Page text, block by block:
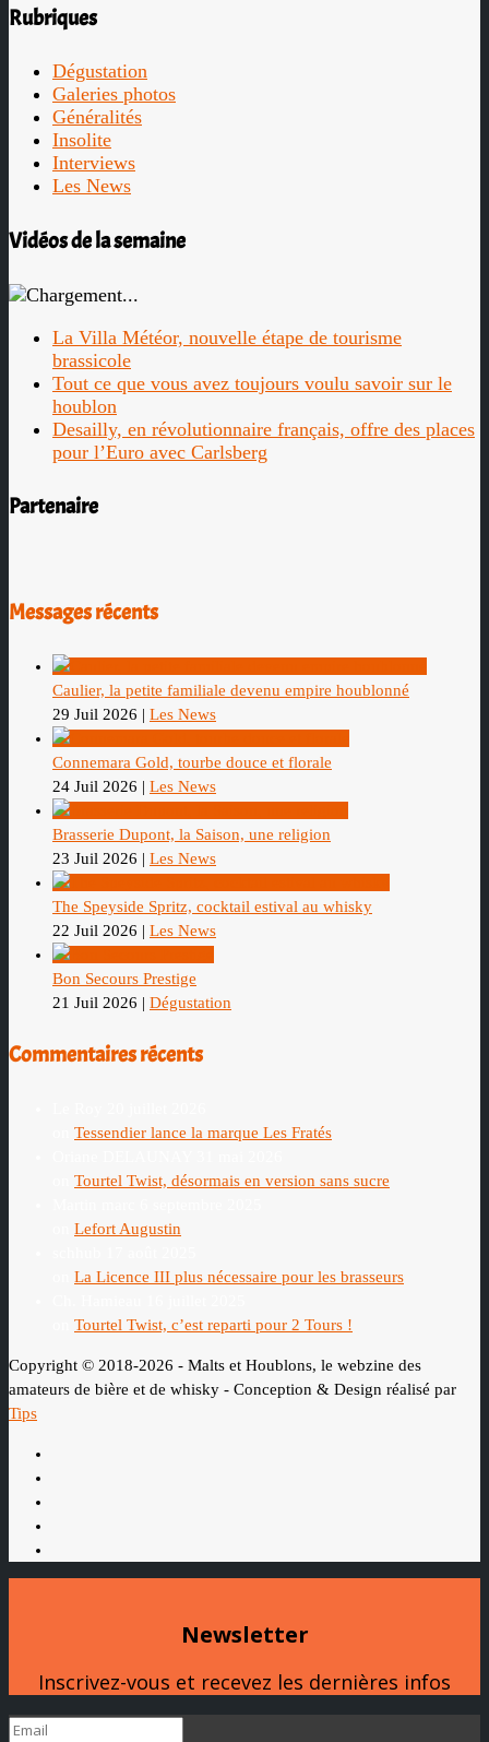
Rubriques
Dégustation
Galeries photos
Généralités
Insolite
Interviews
Les News
Vidéos de la semaine
La Villa Météor, nouvelle étape de tourisme
brassicole
Tout ce que vous avez toujours voulu savoir sur le
houblon
Desailly, en révolutionnaire français, offre des places
pour l’Euro avec Carlsberg
Partenaire
Messages récents
Caulier, la petite familiale devenu empire houblonné
29 Juil 2026 | Les News
Connemara Gold, tourbe douce et florale
24 Juil 2026 | Les News
Brasserie Dupont, la Saison, une religion
23 Juil 2026 | Les News
The Speyside Spritz, cocktail estival au whisky
22 Juil 2026 | Les News
Bon Secours Prestige
21 Juil 2026 | Dégustation
Commentaires récents
Tessendier lance la marque Les Fratés
Tourtel Twist, désormais en version sans sucre
Lefort Augustin
La Licence III plus nécessaire pour les brasseurs
Tourtel Twist, c’est reparti pour 2 Tours !
Copyright © 2018-2026 - Malts et Houblons, le webzine des
amateurs de bière et de whisky - Conception & Design réalisé par
Tips
Newsletter
Inscrivez-vous et recevez les dernières infos